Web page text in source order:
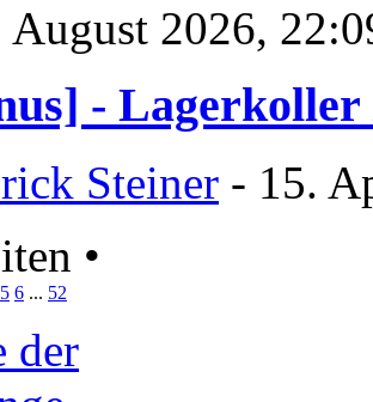
August 2026,
-
Steiner - 15.
•
5 6 ... 52